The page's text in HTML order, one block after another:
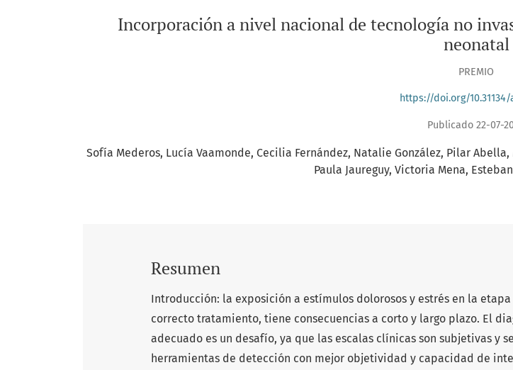
Incorporación a nivel nacional de tecnología no
neonatal
PREMIO
https://doi.org/10.31134/
Publicado 22-07-
Sofía Mederos Lucía Vaamonde Cecilia Fernández Natalie González Pilar Abella
Paula Jaureguy Victoria Mena
Resumen
Introducción: la exposición a estímulos dolorosos y estrés en la
correcto tratamiento, tiene consecuencias a corto y largo plazo. El
adecuado es un desafío, ya que las escalas clínicas son subjetivas y
herramientas de detección con mejor objetividad y capacidad de